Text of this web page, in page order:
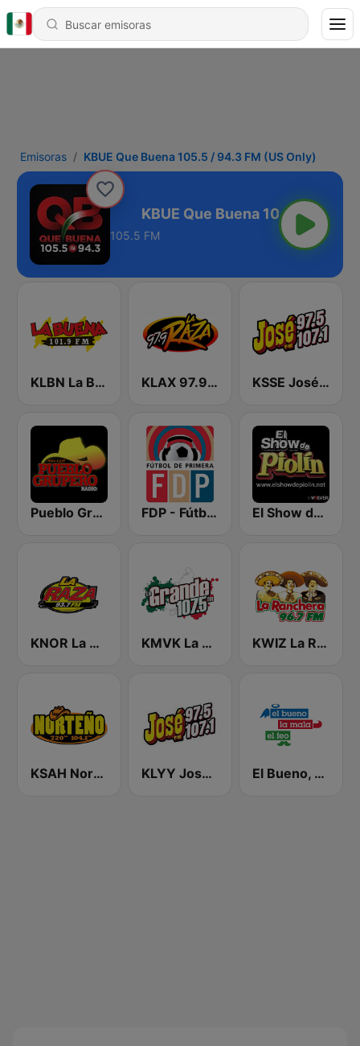
Emisoras KBUE Que Buena 105.5 / 94.3 FM (US Only)
(US Only)
105.5 FM
KLBN La Buena 101.9 FM KLAX 97.9 La Raza FM KSSE José 97.5 y 107.1
Pueblo Grupero Radio FDP - Fútbol de Primera El Show de Piolín
KNOR La Raza 93.7 (US Only) KMVK La Grande 107.5 FM KWIZ La Ranchera 96.7 FM (US Only)
KSAH Norteño 720 y 104.1 KLYY José 97.5 y 107.1 El Bueno, La Mala y El Feo